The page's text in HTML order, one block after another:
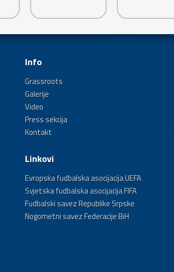
Info
Grassroots
Galerije
Video
Press sekcija
Kontakt
Linkovi
Evropska fudbalska asocijacija UEFA
Svjetska fudbalska asocijacija FIFA
Fudbalski savez Republike Srpske
Nogometni savez Federacije BiH